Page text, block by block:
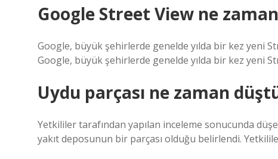
Google Street View ne
Google, büyük şehirlerde genelde yılda bir kez yeni
Google, büyük şehirlerde genelde yılda bir kez yeni
Uydu parçası ne zaman
Yetkililer tarafından yapılan inceleme sonucunda
yakıt deposunun bir parçası olduğu belirlendi.